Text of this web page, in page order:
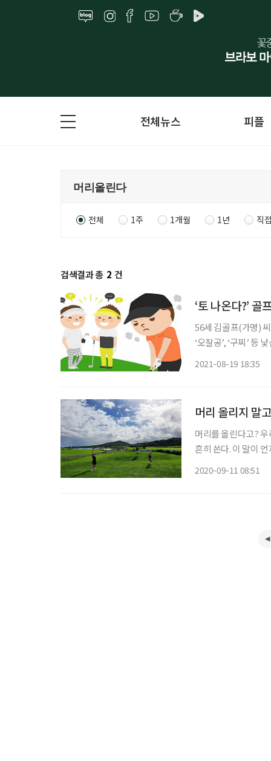
전체뉴스 피플
전체 1주 1개월 1년 직
검색결과 총 2 건
‘토 나온다?’ 골
56세 김골프(가명)
‘오잘공’, ‘구찌’ 등
2021-08-19 18:35
머리 올리지 말
머리를 올린다고?
흔히 쓴다. 이 말이
2020-09-11 08:51